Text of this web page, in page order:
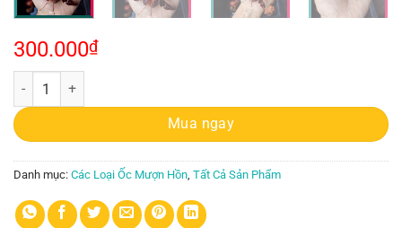
300.000₫
Ốc mượn hồn PERLATUS số lượng
Mua ngay
Danh mục: Các Loại Ốc Mượn Hồn, Tất Cả Sản Phẩm